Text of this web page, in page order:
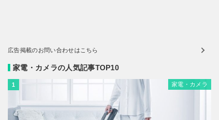
広告掲載のお問い合わせはこちら
家電・カメラの人気記事TOP10
1 家電・カメラ